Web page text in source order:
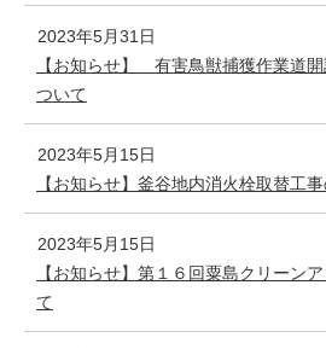
2023年5月31日
【お知らせ】 有害鳥獣捕獲作業道
ついて
2023年5月15日
【お知らせ】釜谷地内消火栓取替工
2023年5月15日
【お知らせ】第１６回粟島クリーン
て